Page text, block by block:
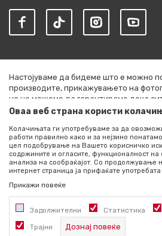
Настојуваме да бидеме што е можно
производите, прикажувањето на
но не можеме да гарантираме дека
комплетни и без грешки. Сите артикли
секој момент. Расположливоста на
проверите со повик на +389 76 444 490
©2026 literatura.mk, Изработено одNB
задржани.
Оваа веб страна користи
Колачињата ги употребуваме за да
работи правилно како и за нејзино
цел подобрување на Вашето корисничко
содржините и огласите, функционалност на
анализа на сообраќајот. Со продолжување
интернет страница ја прифаќате
Прикажи повеќе
Задолжителни Статистика
Трајни Дознај повеќе